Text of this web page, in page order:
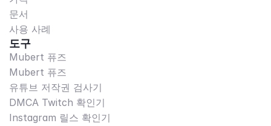
문서
사용 사례
도구
Mubert 퓨즈
Mubert 퓨즈
유튜브 저작권 검사기
DMCA Twitch 확인기
Instagram 릴스 확인기